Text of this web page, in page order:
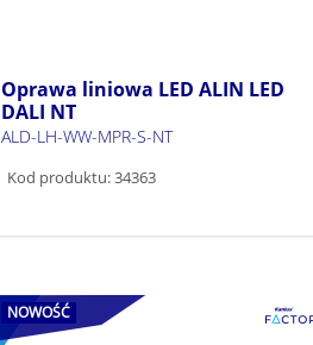
Oprawa liniowa LED ALIN LED
DALI NT
ALD-LH-WW-MPR-S-NT
Kod produktu: 34363
NOWOŚĆ